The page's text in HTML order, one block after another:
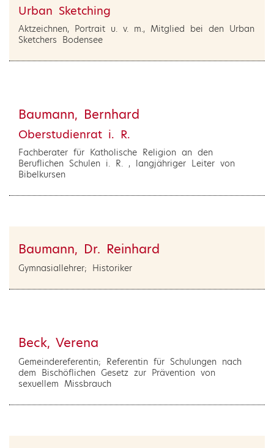
Urban Sketching
Aktzeichnen, Portrait u. v. m., Mitglied bei den Urban
Sketchers Bodensee
Baumann, Bernhard
Oberstudienrat i. R.
Fachberater für Katholische Religion an den
Beruflichen Schulen i. R. , langjähriger Leiter von
Bibelkursen
Baumann, Dr. Reinhard
Gymnasiallehrer; Historiker
Beck, Verena
Gemeindereferentin; Referentin für Schulungen nach
dem Bischöflichen Gesetz zur Prävention von
sexuellem Missbrauch